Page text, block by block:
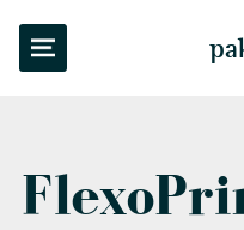
TERUG NAAR OVERZICHT